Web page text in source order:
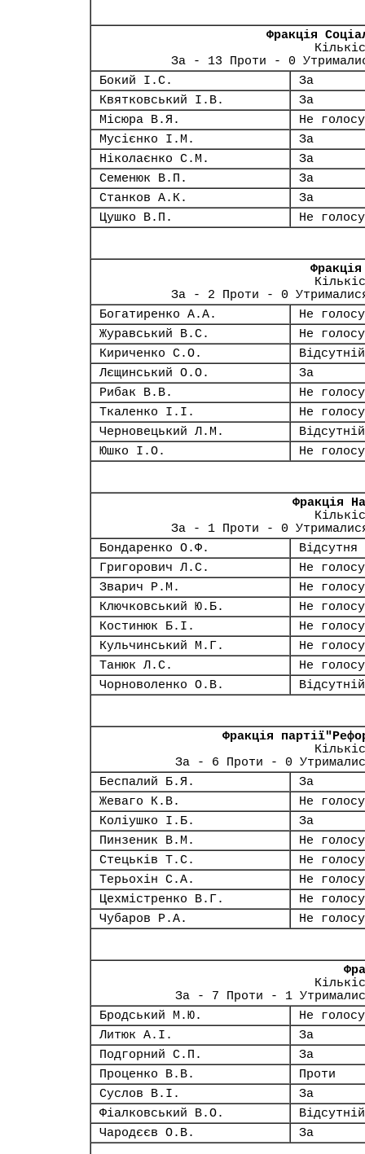
Фракція
За - 13 Проти - 0
Бокий І.С.
За
Квятковський І.В.
За
Місюра В.Я.
Не
Мусієнко І.М.
За
Ніколаєнко С.М.
За
Семенюк В.П.
За
Станков А.К.
За
Цушко В.П.
Не
За - 2 Проти - 0
Богатиренко А.А.
Не
Журавський В.С.
Не
Кириченко С.О.
Відсутній
Лєщинський О.О.
За
Рибак В.В.
Не
Ткаленко І.І.
Не
Черновецький Л.М.
Відсутній
Юшко І.О.
Не
Фракція
За - 1 Проти - 0
Бондаренко О.Ф.
Відсутня
Григорович Л.С.
Не
Зварич Р.М.
Не
Ключковський Ю.Б.
Не
Костинюк Б.І.
Не
Кульчинський М.Г.
Не
Танюк Л.С.
Не
Чорноволенко О.В.
Відсутній
Фракція
За - 6 Проти - 0
Беспалий Б.Я.
За
Жеваго К.В.
Не
Коліушко І.Б.
За
Пинзеник В.М.
Не
Стецьків Т.С.
Не
Терьохін С.А.
Не
Цехмістренко В.Г.
Не
Чубаров Р.А.
Не
За - 7 Проти - 1
Бродський М.Ю.
Не
Литюк А.І.
За
Подгорний С.П.
За
Проценко В.В.
Проти
Суслов В.І.
За
Фіалковський В.О.
Відсутній
Чародєєв О.В.
За